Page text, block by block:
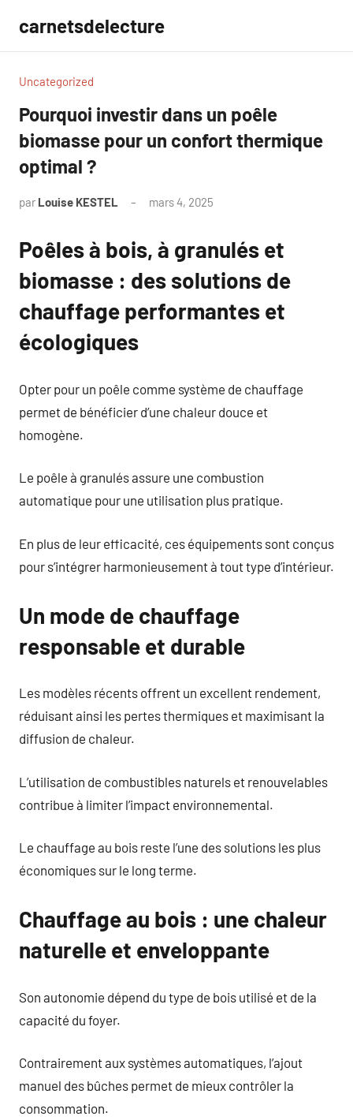
contenu
carnetsdelecture
Uncategorized
Pourquoi investir dans un poêle
biomasse pour un confort thermique
optimal ?
par Louise KESTEL mars 4, 2025
Poêles à bois, à granulés et
biomasse : des solutions de
chauffage performantes et
écologiques
Opter pour un poêle comme système de chauffage
permet de bénéficier d’une chaleur douce et
homogène.
Le poêle à granulés assure une combustion
automatique pour une utilisation plus pratique.
En plus de leur efficacité, ces équipements sont conçus
pour s’intégrer harmonieusement à tout type d’intérieur.
Un mode de chauffage
responsable et durable
Les modèles récents offrent un excellent rendement,
réduisant ainsi les pertes thermiques et maximisant la
diffusion de chaleur.
L’utilisation de combustibles naturels et renouvelables
contribue à limiter l’impact environnemental.
Le chauffage au bois reste l’une des solutions les plus
économiques sur le long terme.
Chauffage au bois : une chaleur
naturelle et enveloppante
Son autonomie dépend du type de bois utilisé et de la
capacité du foyer.
Contrairement aux systèmes automatiques, l’ajout
manuel des bûches permet de mieux contrôler la
consommation.